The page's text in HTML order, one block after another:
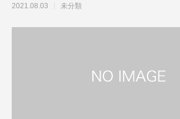
断層保存館#野
2021.08.03 未分類